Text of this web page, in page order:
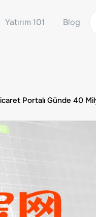
Yatırım 101 Blog
Portalı Günde 40